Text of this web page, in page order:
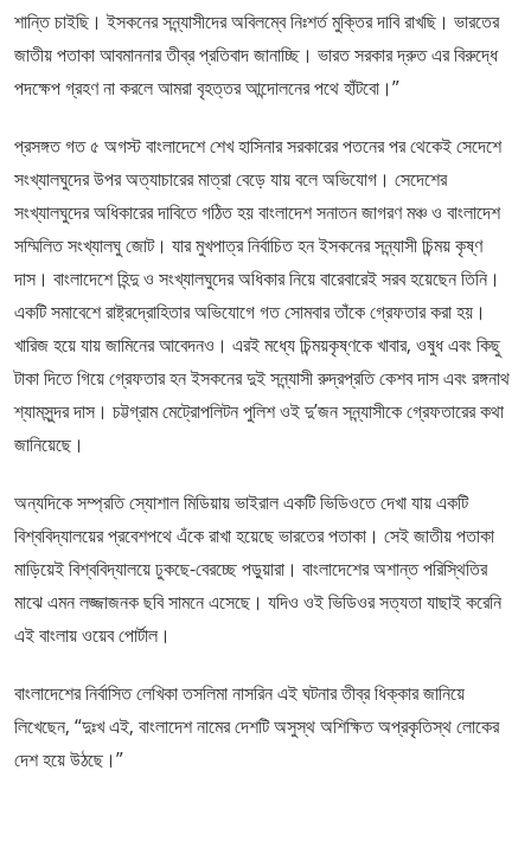
শান্তি চাইছি। ইসকনের সন্ন্যাসীদের অবিলম্বে নিঃশর্ত মুক্তির দাবি রাখছি। ভারতের
জাতীয় পতাকা আবমাননার তীব্র প্রতিবাদ জানাচ্ছি। ভারত সরকার দ্রুত এর বিরুদ্ধে
পদক্ষেপ গ্রহণ না করলে আমরা বৃহত্তর আন্দোলনের পথে হাঁটবো।”
প্রসঙ্গত গত ৫ অগস্ট বাংলাদেশে শেখ হাসিনার সরকারের পতনের পর থেকেই সেদেশে
সংখ্যালঘুদের উপর অত্যাচারের মাত্রা বেড়ে যায় বলে অভিযোগ। সেদেশের
সংখ্যালঘুদের অধিকারের দাবিতে গঠিত হয় বাংলাদেশ সনাতন জাগরণ মঞ্চ ও বাংলাদেশ
সম্মিলিত সংখ্যালঘু জোট। যার মুখপাত্র নির্বাচিত হন ইসকনের সন্ন্যাসী চিন্ময় কৃষ্ণ
দাস। বাংলাদেশে হিন্দু ও সংখ্যালঘুদের অধিকার নিয়ে বারেবারেই সরব হয়েছেন তিনি।
একটি সমাবেশে রাষ্ট্রদ্রোহিতার অভিযোগে গত সোমবার তাঁকে গ্রেফতার করা হয়।
খারিজ হয়ে যায় জামিনের আবেদনও। এরই মধ্যে চিন্ময়কৃষ্ণকে খাবার, ওষুধ এবং কিছু
টাকা দিতে গিয়ে গ্রেফতার হন ইসকনের দুই সন্ন্যাসী রুদ্রপ্রতি কেশব দাস এবং রঙ্গনাথ
শ্যামসুন্দর দাস। চট্টগ্রাম মেট্রোপলিটন পুলিশ ওই দু’জন সন্ন্যাসীকে গ্রেফতারের কথা
জানিয়েছে।
অন্যদিকে সম্প্রতি স্যোশাল মিডিয়ায় ভাইরাল একটি ভিডিওতে দেখা যায় একটি
বিশ্ববিদ্যালয়ের প্রবেশপথে এঁকে রাখা হয়েছে ভারতের পতাকা। সেই জাতীয় পতাকা
মাড়িয়েই বিশ্ববিদ্যালয়ে ঢুকছে-বেরচ্ছে পড়ুয়ারা। বাংলাদেশের অশান্ত পরিস্থিতির
মাঝে এমন লজ্জাজনক ছবি সামনে এসেছে। যদিও ওই ভিডিওর সত্যতা যাছাই করেনি
এই বাংলায় ওয়েব পোর্টাল।
বাংলাদেশের নির্বাসিত লেখিকা তসলিমা নাসরিন এই ঘটনার তীব্র ধিক্কার জানিয়ে
লিখেছেন, “দুঃখ এই, বাংলাদেশ নামের দেশটি অসুস্থ অশিক্ষিত অপ্রকৃতিস্থ লোকের
দেশ হয়ে উঠছে।”